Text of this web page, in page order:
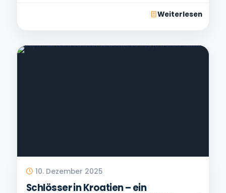
Weiterlesen
10. Dezember 2025
Schlösser in Kroatien – ein